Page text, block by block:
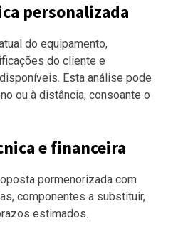
personalizada
do equipamento,
do cliente e
Esta análise pode
ou à distância, consoante o
e financeira
pormenorizada com
componentes a substituir,
estimados.